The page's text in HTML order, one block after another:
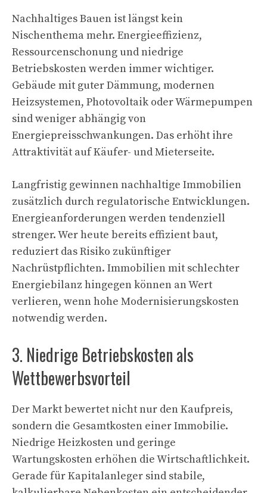
Nachhaltiges Bauen ist längst kein
Nischenthema mehr. Energieeffizienz,
Ressourcenschonung und niedrige
Betriebskosten werden immer wichtiger.
Gebäude mit guter Dämmung, modernen
Heizsystemen, Photovoltaik oder Wärmepumpen
sind weniger abhängig von
Energiepreisschwankungen. Das erhöht ihre
Attraktivität auf Käufer- und Mieterseite.
Langfristig gewinnen nachhaltige Immobilien
zusätzlich durch regulatorische Entwicklungen.
Energieanforderungen werden tendenziell
strenger. Wer heute bereits effizient baut,
reduziert das Risiko zukünftiger
Nachrüstpflichten. Immobilien mit schlechter
Energiebilanz hingegen können an Wert
verlieren, wenn hohe Modernisierungskosten
notwendig werden.
3. Niedrige Betriebskosten als
Wettbewerbsvorteil
Der Markt bewertet nicht nur den Kaufpreis,
sondern die Gesamtkosten einer Immobilie.
Niedrige Heizkosten und geringe
Wartungskosten erhöhen die Wirtschaftlichkeit.
Gerade für Kapitalanleger sind stabile,